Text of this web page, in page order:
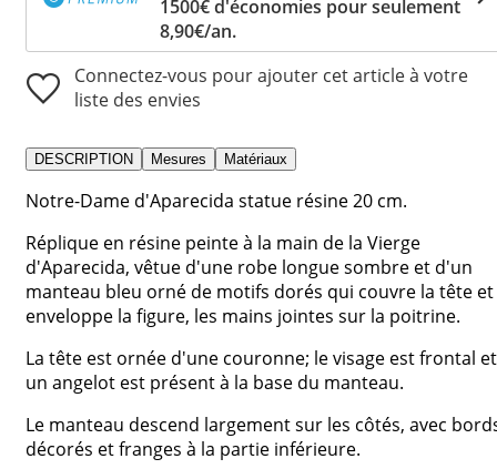
1500€ d'économies pour seulement
8,90€/an.
Connectez-vous pour ajouter cet article à votre
liste des envies
DESCRIPTION Mesures Matériaux
Notre-Dame d'Aparecida statue résine 20 cm.
Réplique en résine peinte à la main de la Vierge
d'Aparecida, vêtue d'une robe longue sombre et d'un
manteau bleu orné de motifs dorés qui couvre la tête et
enveloppe la figure, les mains jointes sur la poitrine.
La tête est ornée d'une couronne; le visage est frontal et
un angelot est présent à la base du manteau.
Le manteau descend largement sur les côtés, avec
décorés et franges à la partie inférieure.